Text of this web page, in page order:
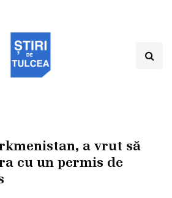
a vrut să
cu un permis de